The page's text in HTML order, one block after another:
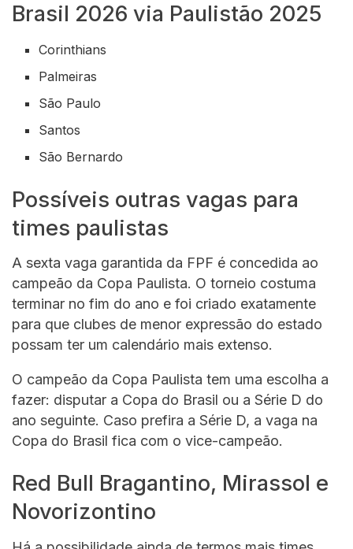
Brasil 2026 via Paulistão 2025
Corinthians
Palmeiras
São Paulo
Santos
São Bernardo
Possíveis outras vagas para
times paulistas
A sexta vaga garantida da FPF é concedida ao
campeão da Copa Paulista. O torneio costuma
terminar no fim do ano e foi criado exatamente
para que clubes de menor expressão do estado
possam ter um calendário mais extenso.
O campeão da Copa Paulista tem uma escolha a
fazer: disputar a Copa do Brasil ou a Série D do
ano seguinte. Caso prefira a Série D, a vaga na
Copa do Brasil fica com o vice-campeão.
Red Bull Bragantino, Mirassol e
Novorizontino